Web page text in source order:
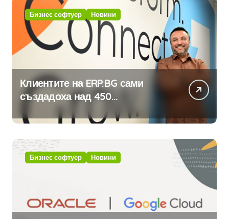
Бизнес софтуер Новини
Клиентите на ERP.BG сами
създадоха над 450
приложения за ERP системата
с помощта на вградения в нея
изкуствен интелект
Бизнес софтуер Новини